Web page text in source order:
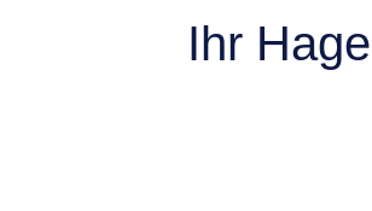
Ihr